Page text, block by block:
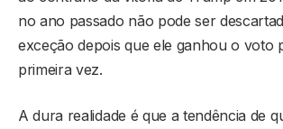
no ano passado não pode ser
exceção depois que ele ganhou o voto
primeira vez.
A dura realidade é que a tendência de